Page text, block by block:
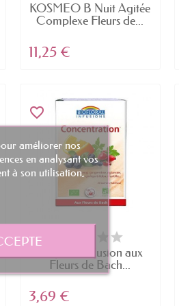
KOSMEO B Nuit Agitée
Complexe Fleurs de...
11,25 €
favorite_border
Biofloral Infusion aux
Fleurs de Bach...
3,69 €
améliorer nos
en analysant vos
à son utilisation,